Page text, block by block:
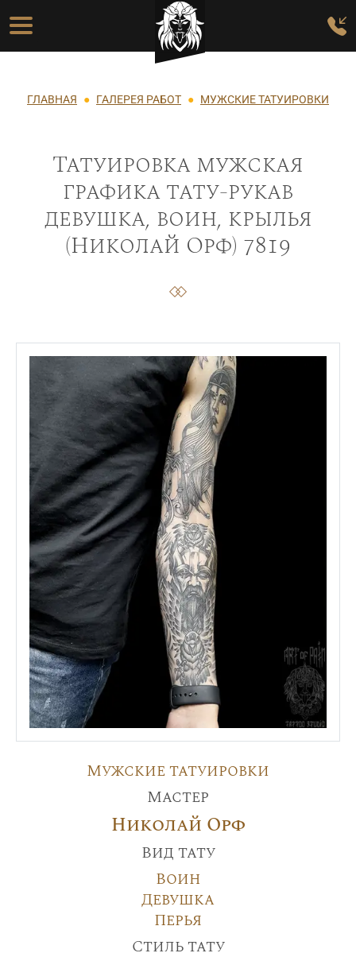
Перейти к основному содержанию
Основная навигация
Строка навигации
ГЛАВНАЯ ГАЛЕРЕЯ РАБОТ МУЖСКИЕ ТАТУИРОВКИ
Татуировка мужская
графика тату-рукав
девушка, воин, крылья
(Николай Орф) 7819
Мужские татуировки
Мастер
Николай Орф
Вид тату
Воин
Девушка
Перья
Стиль тату